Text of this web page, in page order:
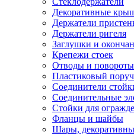
Декоративные
Держатели
Держатели ригеля
Заглушки и
Крепежи стоек
Отводы и повороты
Пластиковый
Соединители
Соединительные
Стойки для
Фланцы и шайбы
Шары,